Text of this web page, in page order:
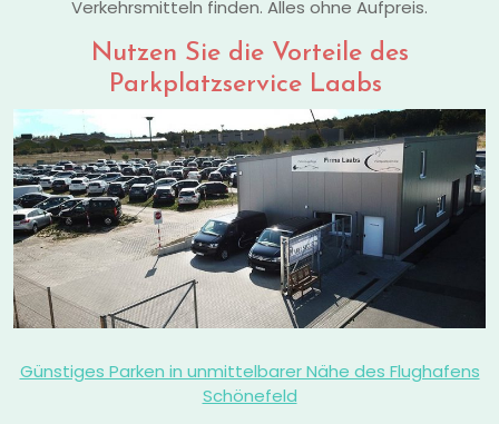
Verkehrsmitteln finden. Alles ohne Aufpreis.
Nutzen Sie die Vorteile des
Parkplatzservice Laabs
Günstiges Parken in unmittelbarer Nähe des Flughafens
Schönefeld